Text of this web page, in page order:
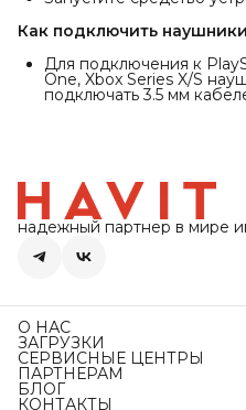
Как подключить
Для подключения к
One, Xbox Series X/S
подключать 3.5 мм
надежный партнер в мире
О НАС
ЗАГРУЗКИ
СЕРВИСНЫЕ ЦЕНТРЫ
ПАРТНЕРАМ
БЛОГ
КОНТАКТЫ